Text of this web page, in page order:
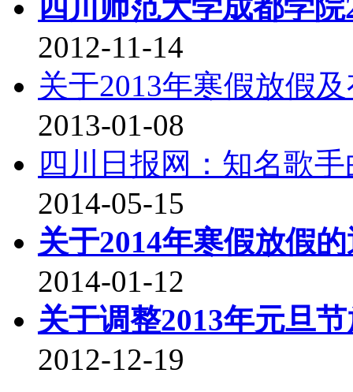
四川师范大学成都学
2012-11-14
关于2013年寒假放假
2013-01-08
四川日报网：知名歌
2014-05-15
关于2014年寒假放假
2014-01-12
关于调整2013年元旦
2012-12-19